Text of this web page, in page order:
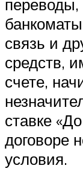
переводы,
связь и
средств,
счете,
ставке
договоре
условия.